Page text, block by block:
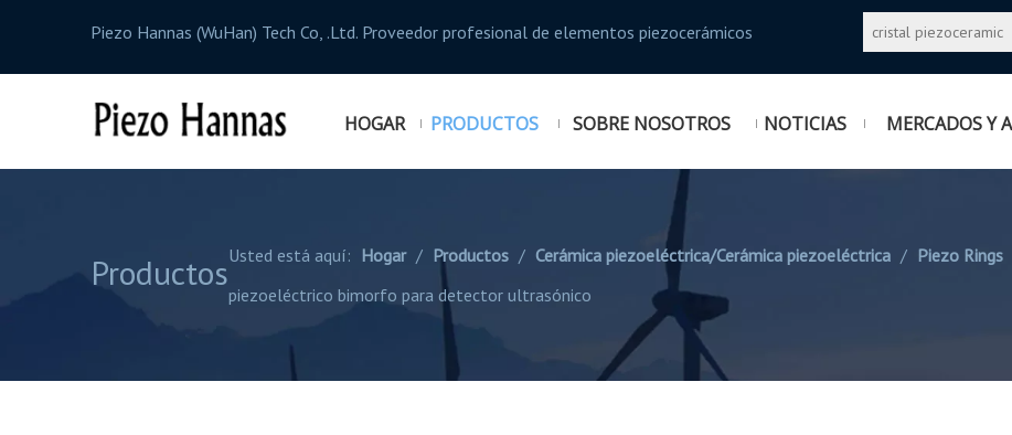
Piezo Hannas (WuHan) Tech Co, .Ltd. Proveedor profesional de elementos piezocerámicos
HOGAR PRODUCTOS SOBRE NOSOTROS NOTICIAS MERCADOS Y
ProductosUsted está aquí: Hogar / Productos / Cerámica piezoeléctrica/Cerámica piezoeléctrica / Piezo Rings
piezoeléctrico bimorfo para detector ultrasónico